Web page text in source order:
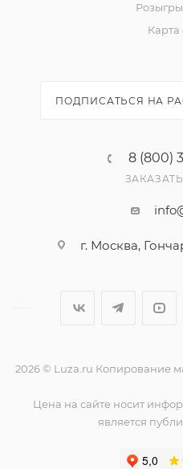
Карта
ПОДПИСАТЬСЯ НА
8 (800)
г. Москва,
2026 © Luza.ru Копирование
Цена на сайте носит
является